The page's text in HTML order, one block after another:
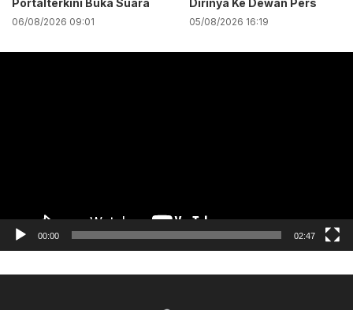
Portalterkini Buka Suara
06/08/2026 09:01
Dirinya Ke Dewan Pers
05/08/2026 16:19
00:00 02:47